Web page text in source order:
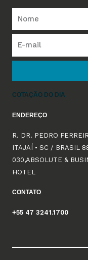
COTAÇÃO DO DIA
ENDEREÇO
R. DR. PEDRO
ITAJAÍ • SC / BRASIL
030,ABSOLUTE &
HOTEL
CONTATO
+55 47 3241.1700